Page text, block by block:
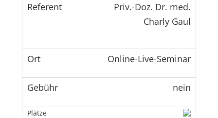
Priv.-Doz. Dr. med.
Charly Gaul
Online-Live-Seminar
nein